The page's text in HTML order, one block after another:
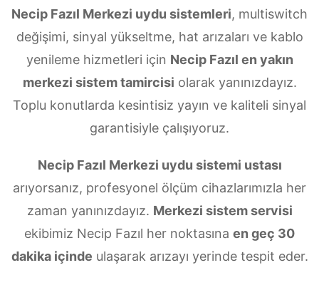
Necip Fazıl Merkezi uydu sistemleri, multiswitch
değişimi, sinyal yükseltme, hat arızaları ve kablo
yenileme hizmetleri için Necip Fazıl en yakın
merkezi sistem tamircisi olarak yanınızdayız.
Toplu konutlarda kesintisiz yayın ve kaliteli sinyal
garantisiyle çalışıyoruz.
Necip Fazıl Merkezi uydu sistemi ustası
arıyorsanız, profesyonel ölçüm cihazlarımızla her
zaman yanınızdayız. Merkezi sistem servisi
ekibimiz Necip Fazıl her noktasına en geç 30
dakika içinde ulaşarak arızayı yerinde tespit eder.